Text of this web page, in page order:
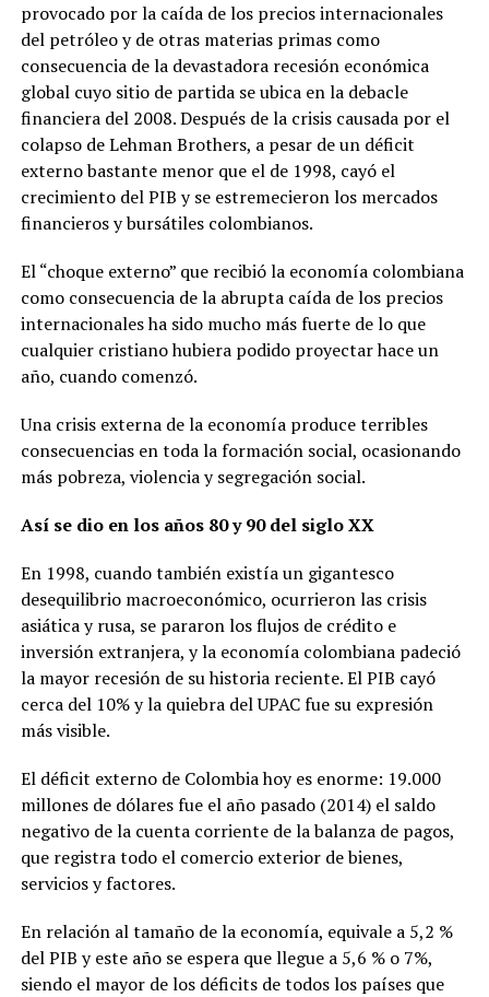
provocado por la caída de los precios internacionales
del petróleo y de otras materias primas como
consecuencia de la devastadora recesión económica
global cuyo sitio de partida se ubica en la debacle
financiera del 2008. Después de la crisis causada por el
colapso de Lehman Brothers, a pesar de un déficit
externo bastante menor que el de 1998, cayó el
crecimiento del PIB y se estremecieron los mercados
financieros y bursátiles colombianos.
El “choque externo” que recibió la economía colombiana
como consecuencia de la abrupta caída de los precios
internacionales ha sido mucho más fuerte de lo que
cualquier cristiano hubiera podido proyectar hace un
año, cuando comenzó.
Una crisis externa de la economía produce terribles
consecuencias en toda la formación social, ocasionando
más pobreza, violencia y segregación social.
Así se dio en los años 80 y 90 del siglo XX
En 1998, cuando también existía un gigantesco
desequilibrio macroeconómico, ocurrieron las crisis
asiática y rusa, se pararon los flujos de crédito e
inversión extranjera, y la economía colombiana padeció
la mayor recesión de su historia reciente. El PIB cayó
cerca del 10% y la quiebra del UPAC fue su expresión
más visible.
El déficit externo de Colombia hoy es enorme: 19.000
millones de dólares fue el año pasado (2014) el saldo
negativo de la cuenta corriente de la balanza de pagos,
que registra todo el comercio exterior de bienes,
servicios y factores.
En relación al tamaño de la economía, equivale a 5,2 %
del PIB y este año se espera que llegue a 5,6 % o 7%,
siendo el mayor de los déficits de todos los países que